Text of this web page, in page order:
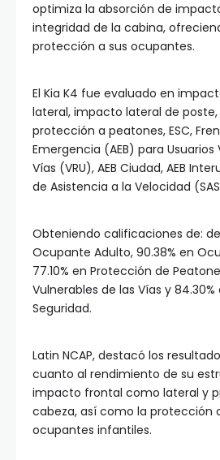
optimiza la absorción de
integridad de la cabina,
protección a sus ocupantes.
El Kia K4 fue evaluado en
lateral, impacto lateral de
protección a peatones, ESC,
Emergencia (AEB) para Usuarios
Vías (VRU), AEB Ciudad, AEB
de Asistencia a la Velocidad
Obteniendo calificaciones de: de
Ocupante Adulto, 90.38% en
77.10% en Protección de
Vulnerables de las Vías y
Seguridad.
Latin NCAP, destacó los
cuanto al rendimiento de su
impacto frontal como lateral y
cabeza, así como la protección
ocupantes infantiles.